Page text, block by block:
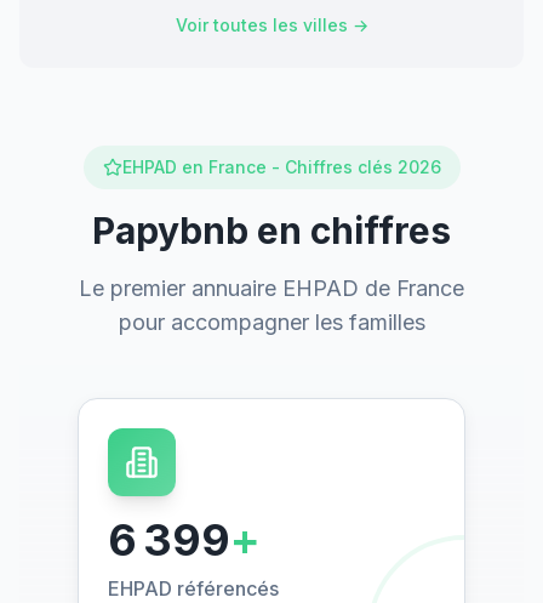
Voir toutes les villes →
EHPAD en France - Chiffres clés 2026
Papybnb en chiffres
Le premier annuaire EHPAD de France
pour accompagner les familles
6 400+
EHPAD référencés